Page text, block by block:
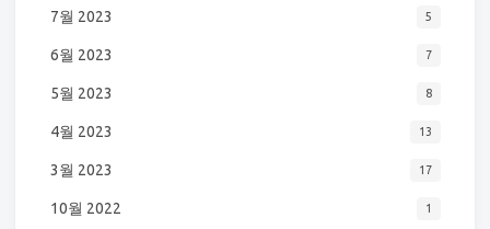
7월 2023 5
6월 2023 7
5월 2023 8
4월 2023 13
3월 2023 17
10월 2022 1